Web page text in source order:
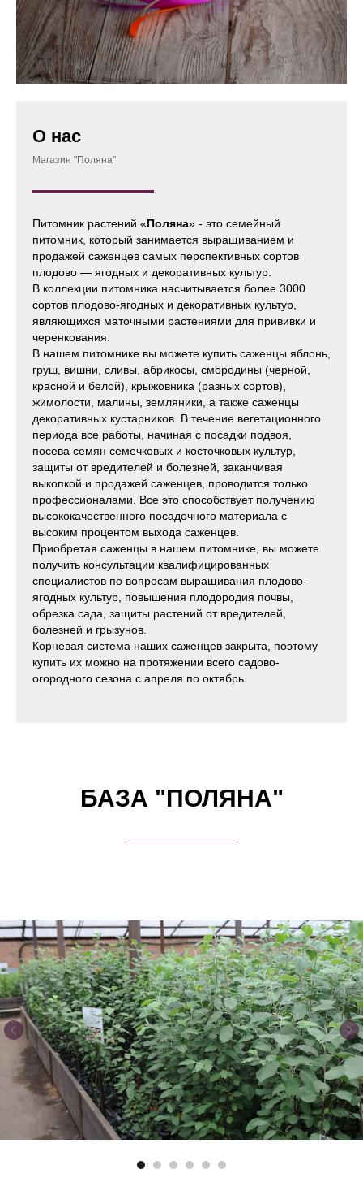
О нас
Магазин "Поляна"
Питомник растений «Поляна» - это семейный
питомник, который занимается выращиванием и
продажей саженцев самых перспективных сортов
плодово — ягодных и декоративных культур.
В коллекции питомника насчитывается более 3000
сортов плодово-ягодных и декоративных культур,
являющихся маточными растениями для прививки и
черенкования.
В нашем питомнике вы можете купить саженцы яблонь,
груш, вишни, сливы, абрикосы, смородины (черной,
красной и белой), крыжовника (разных сортов),
жимолости, малины, земляники, а также саженцы
декоративных кустарников. В течение вегетационного
периода все работы, начиная с посадки подвоя,
посева семян семечковых и косточковых культур,
защиты от вредителей и болезней, заканчивая
выкопкой и продажей саженцев, проводится только
профессионалами. Все это способствует получению
высококачественного посадочного материала с
высоким процентом выхода саженцев.
Приобретая саженцы в нашем питомнике, вы можете
получить консультации квалифицированных
специалистов по вопросам выращивания плодово-
ягодных культур, повышения плодородия почвы,
обрезка сада, защиты растений от вредителей,
болезней и грызунов.
Корневая система наших саженцев закрыта, поэтому
купить их можно на протяжении всего садово-
огородного сезона с апреля по октябрь.
БАЗА "ПОЛЯНА"